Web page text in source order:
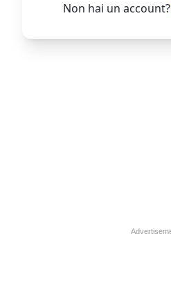
Non hai un account?